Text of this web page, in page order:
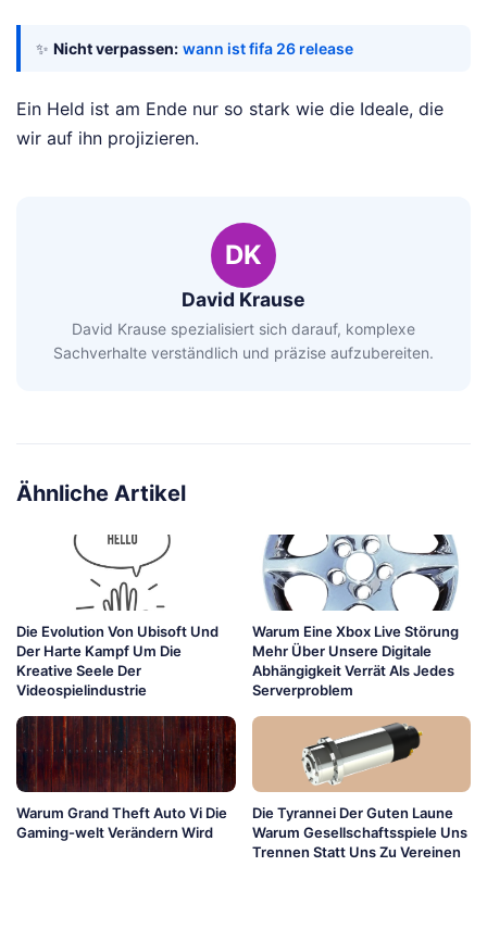
✨ Nicht verpassen: wann ist fifa 26 release
Ein Held ist am Ende nur so stark wie die Ideale, die
wir auf ihn projizieren.
DK
David Krause
David Krause spezialisiert sich darauf, komplexe
Sachverhalte verständlich und präzise aufzubereiten.
Ähnliche Artikel
Die Evolution Von Ubisoft Und
Der Harte Kampf Um Die
Kreative Seele Der
Videospielindustrie
Warum Eine Xbox Live Störung
Mehr Über Unsere Digitale
Abhängigkeit Verrät Als Jedes
Serverproblem
Warum Grand Theft Auto Vi Die
Gaming-welt Verändern Wird
Die Tyrannei Der Guten Laune
Warum Gesellschaftsspiele Uns
Trennen Statt Uns Zu Vereinen